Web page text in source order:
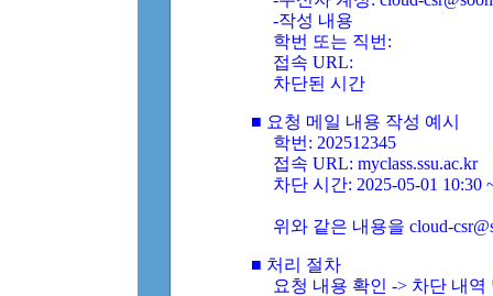
-작성 내용
학번 또는 직번:
접속 URL:
차단된 시간
■ 요청 메일 내용 작성 예시
학번: 202512345
접속 URL: myclass.ssu.ac.kr
차단 시간: 2025-05-01 10:30
위와 같은 내용을 cloud-
■ 처리 절차
요청 내용 확인 -> 차단 내